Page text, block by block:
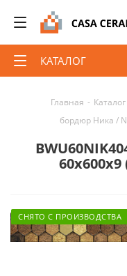
КАТАЛОГ
Главная - Каталог
бордюр Ника /
СНЯТО С ПРОИЗВОДСТВА